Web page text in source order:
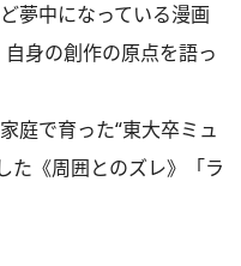
夢中になっている漫画
身の創作の原点を語っ
庭で育った“東大卒ミュ
た《周囲とのズレ》「ラ